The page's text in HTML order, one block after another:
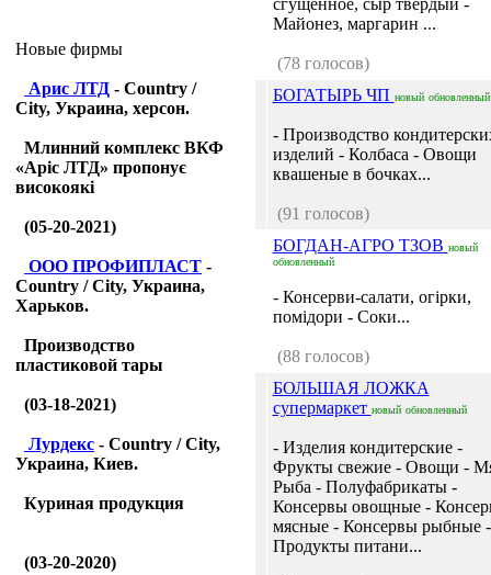
Новые фирмы
Арис ЛТД - Country /
City, Украина, херсон.
Млинний комплекс ВКФ
«Аріс ЛТД» пропонує
високоякі
(05-20-2021)
ООО ПРОФИПЛАСТ -
Country / City, Украина,
Харьков.
Производство
пластиковой тары
(03-18-2021)
Лурдекс - Country / City,
Украина, Киев.
Куриная продукция
(03-20-2020)
сгущенное, сыр твердый -
Майонез, маргарин ...
(78 голосов)
БОГАТЫРЬ ЧП новый обновленный
- Производство
изделий - Колбаса - Овощи
квашеные в бочках...
(91 голосов)
БОГДАН-АГРО ТЗОВ новый
обновленный
- Консерви-салати, огірки,
помідори - Соки...
(88 голосов)
БОЛЬШАЯ ЛОЖКА
супермаркет новый обновленный
- Изделия кондитерские -
Фрукты свежие - Овощи -
Рыба - Полуфабрикаты -
Консервы овощные -
мясные - Консервы рыбные -
Продукты питани...